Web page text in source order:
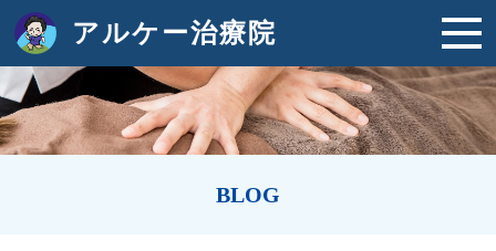
アルケー治療院
BLOG